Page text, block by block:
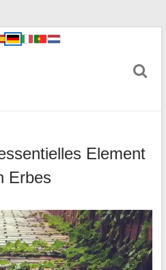
Element
Erbes